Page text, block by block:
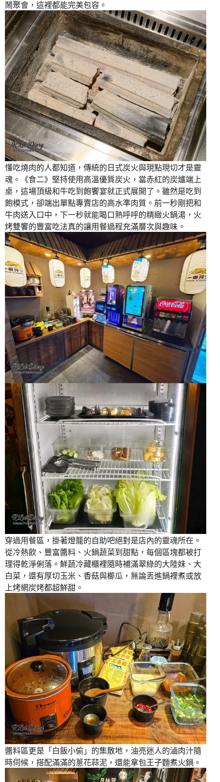
鬧聚會，這裡都能完美包容。
懂吃燒肉的人都知道，傳統的日式炭火與現點現切才是靈
魂。《食二》堅持使用高溫優質炭火，當赤紅的炭爐端上
桌，這場頂級和牛吃到飽饗宴就正式展開了。雖然是吃到
飽模式，卻端出單點專賣店的高水準肉質。前一秒剛把和
牛肉送入口中，下一秒就能喝口熱呼呼的精緻火鍋湯，火
烤雙饗的豐富吃法真的讓用餐過程充滿層次與趣味。
穿過用餐區，掛著燈籠的自助吧絕對是店內的靈魂所在。
從冷熱飲、豐富醬料、火鍋蔬菜到甜點，每個區塊都被打
理得乾淨俐落。鮮蔬冷藏櫃裡隨時補滿翠綠的大陸妹、大
白菜，還有厚切玉米、香菇與櫛瓜，無論丟進鍋裡煮或放
上烤網炭烤都超鮮甜。
醬料區更是「白飯小偷」的集散地，油亮迷人的滷肉汁隨
時伺候，搭配滿滿的蔥花蒜泥，還能拿包王子麵煮火鍋。